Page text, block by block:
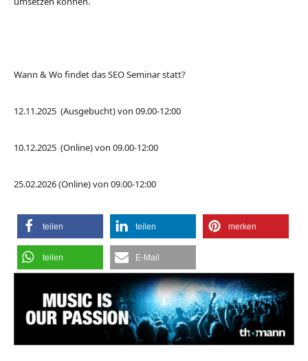
Wann & Wo findet das SEO Seminar statt?
12.11.2025 (Ausgebucht) von 09.00-12:00
10.12.2025 (Online) von 09.00-12:00
25.02.2026 (Online) von 09.00-12:00
teilen teilen merken
teilen E-Mail